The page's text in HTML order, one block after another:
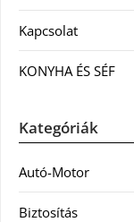
Kapcsolat
KONYHA ÉS SÉF
Kategóriák
Autó-Motor
Biztosítás